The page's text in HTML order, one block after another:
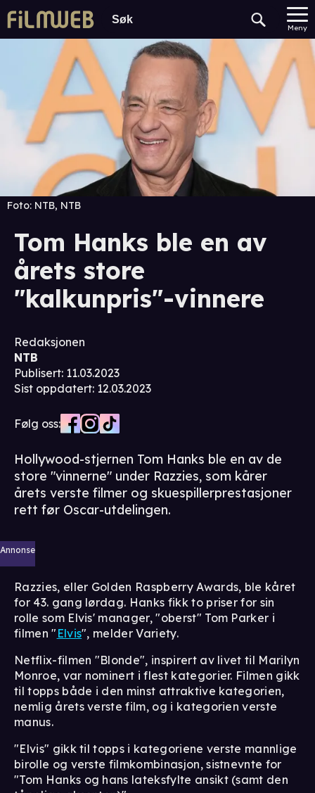
Meny
Foto: NTB, NTB
Tom Hanks ble en av
årets store
"kalkunpris"-vinnere
Redaksjonen
NTB
Publisert: 11.03.2023
Sist oppdatert: 12.03.2023
Følg oss:
Hollywood-stjernen Tom Hanks ble en av de
store "vinnerne" under Razzies, som kårer
årets verste filmer og skuespillerprestasjoner
rett før Oscar-utdelingen.
Annonse
Razzies, eller Golden Raspberry Awards, ble kåret
for 43. gang lørdag. Hanks fikk to priser for sin
rolle som Elvis' manager, "oberst" Tom Parker i
filmen " Elvis", melder Variety.
Netflix-filmen "Blonde", inspirert av livet til Marilyn
Monroe, var nominert i flest kategorier. Filmen gikk
til topps både i den minst attraktive kategorien,
nemlig årets verste film, og i kategorien verste
manus.
"Elvis" gikk til topps i kategoriene verste mannlige
birolle og verste filmkombinasjon, sistnevnte for
"Tom Hanks og hans lateksfylte ansikt (samt den